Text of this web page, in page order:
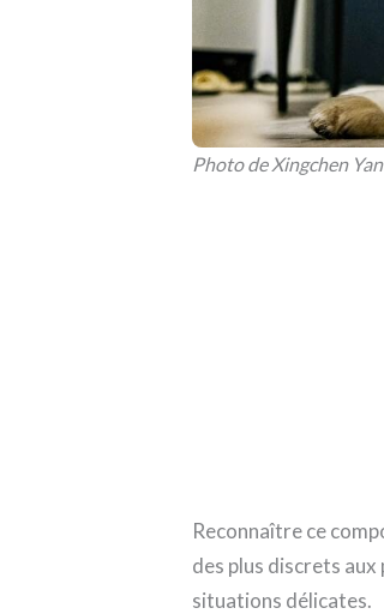
Photo de Xingchen
Reconnaître ce
des plus discrets
situations délicates.